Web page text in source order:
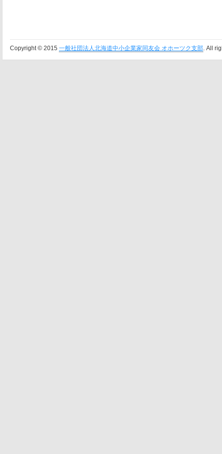
Copyright © 2015 一般社団法人北海道中小企業家同友会 オホーツク支部. All